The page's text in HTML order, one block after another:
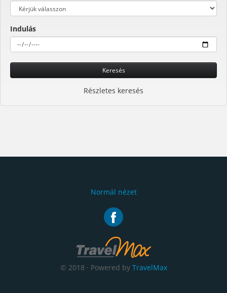
Indulás
Keresés
Részletes keresés
Normál nézet
© 2018 · Powered by TravelMax